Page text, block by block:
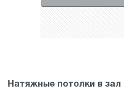
Натяжные потолки в зал